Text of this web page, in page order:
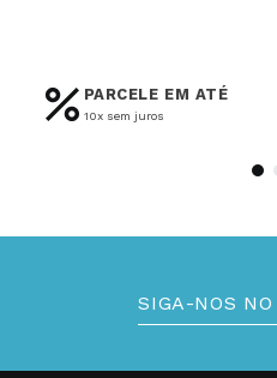
PARCELE EM ATÉ
10x sem juros
SIGA-NOS